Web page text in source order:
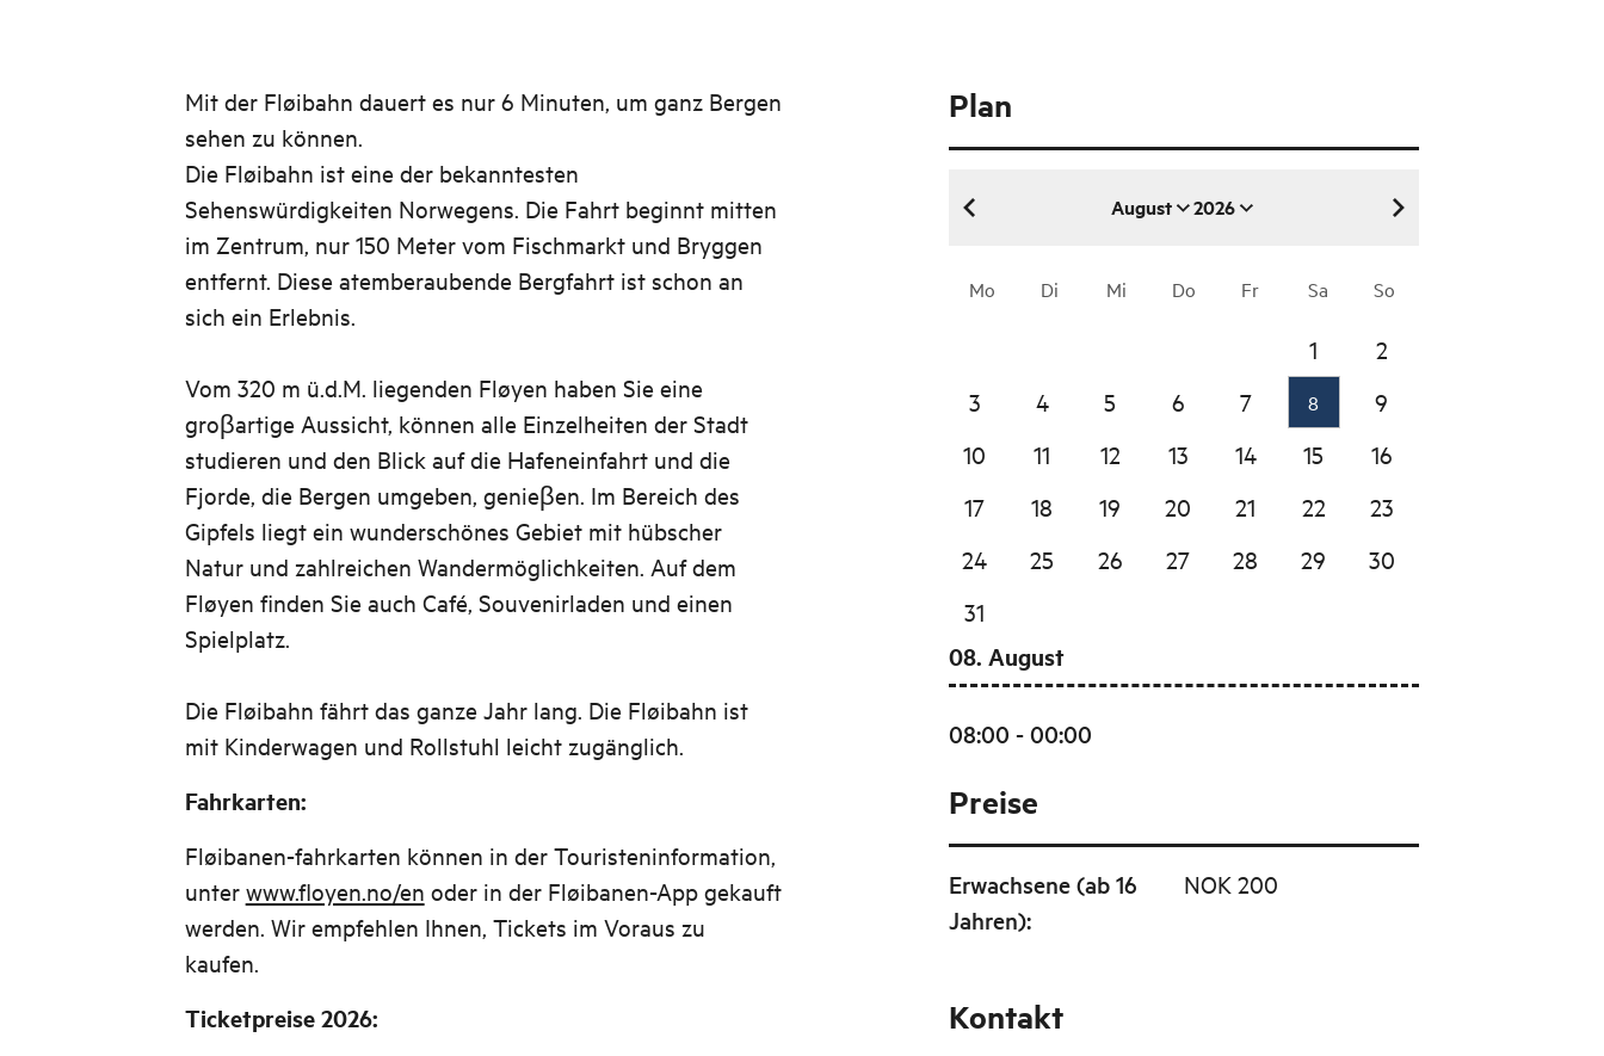
Mit der Fløibahn dauert es nur 6 Minuten, um ganz Bergen
sehen zu können.
Die Fløibahn ist eine der bekanntesten
Sehenswürdigkeiten Norwegens. Die Fahrt beginnt mitten
im Zentrum, nur 150 Meter vom Fischmarkt und Bryggen
entfernt. Diese atemberaubende Bergfahrt ist schon an
sich ein Erlebnis.
Vom 320 m ü.d.M. liegenden Fløyen haben Sie eine
groβartige Aussicht, können alle Einzelheiten der Stadt
studieren und den Blick auf die Hafeneinfahrt und die
Fjorde, die Bergen umgeben, genieβen. Im Bereich des
Gipfels liegt ein wunderschönes Gebiet mit hübscher
Natur und zahlreichen Wandermöglichkeiten. Auf dem
Fløyen finden Sie auch Café, Souvenirladen und einen
Spielplatz.
Die Fløibahn fährt das ganze Jahr lang. Die Fløibahn ist
mit Kinderwagen und Rollstuhl leicht zugänglich.
Fahrkarten:
Fløibanen-fahrkarten können in der Touristeninformation,
unter www.floyen.no/en oder in der Fløibanen-App gekauft
werden. Wir empfehlen Ihnen, Tickets im Voraus zu
kaufen.
Ticketpreise 2026:
Plan
August 2026
August 2026
Mo Di Mi Do Fr Sa So
1
2
3
4 5 6 7 8
9
10
11 12 13 14 15
16
17
18 19 20 21 22
23
24
25 26 27 28 29
30
31
08. August
08:00 - 00:00
Preise
Erwachsene (ab 16
Jahren):
NOK 200
Kontakt